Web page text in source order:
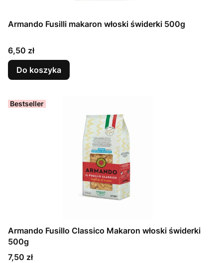
Armando Fusilli makaron włoski świderki 500g
Cena
6,50 zł
Do koszyka
Bestseller
Armando Fusillo Classico Makaron włoski świderki
500g
Cena
7,50 zł